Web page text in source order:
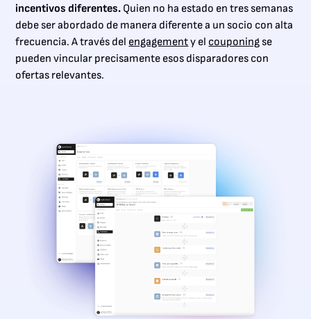
incentivos diferentes. Quien no ha estado en tres semanas
debe ser abordado de manera diferente a un socio con alta
frecuencia. A través del engagementy el couponing se
pueden vincular precisamente esos disparadores con
ofertas relevantes.